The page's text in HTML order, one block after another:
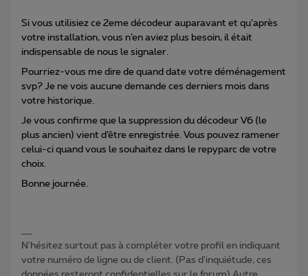
Si vous utilisiez ce 2eme décodeur auparavant et qu’après
votre installation, vous n’en aviez plus besoin, il était
indispensable de nous le signaler.
Pourriez-vous me dire de quand date votre déménagement
svp? Je ne vois aucune demande ces derniers mois dans
votre historique.
Je vous confirme que la suppression du décodeur V6 (le
plus ancien) vient d’être enregistrée. Vous pouvez ramener
celui-ci quand vous le souhaitez dans le repyparc de votre
choix.
Bonne journée.
N'hésitez surtout pas à compléter votre profil en indiquant
votre numéro de ligne ou de client. (Pas d'inquiétude, ces